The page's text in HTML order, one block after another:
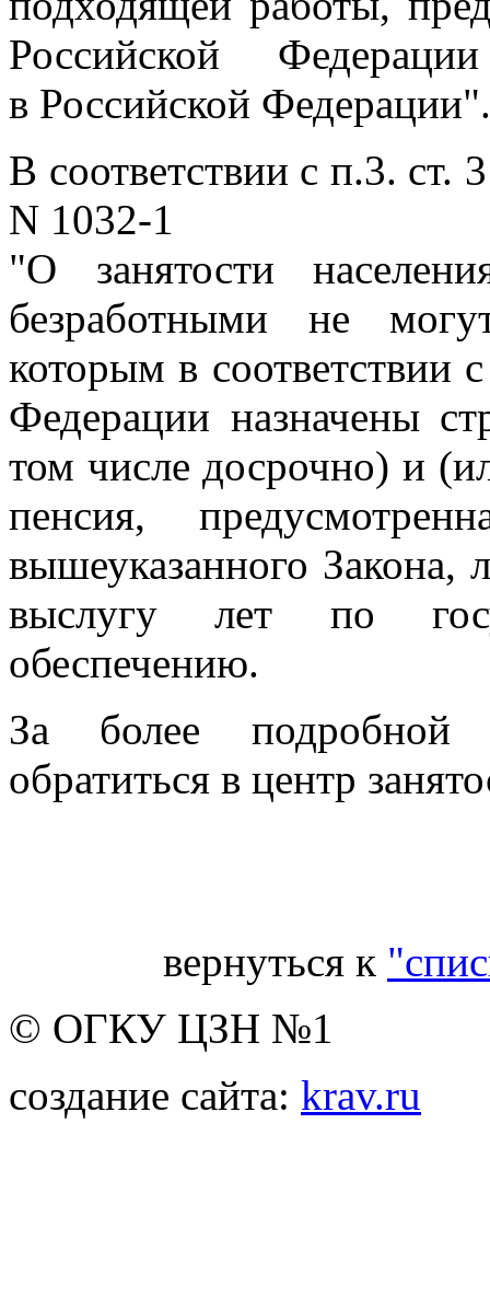
Российской
в Российской Федерации".
В соответствии с п.3. ст.
N 1032-1
"О занятости
безработными не
которым в соответствии
Федерации назначены
том числе досрочно) и
пенсия,
вышеуказанного Закона,
выслугу лет по
обеспечению.
За более подробной
обратиться в центр
вернуться к
© ОГКУ ЦЗН №1
создание сайта: krav.ru